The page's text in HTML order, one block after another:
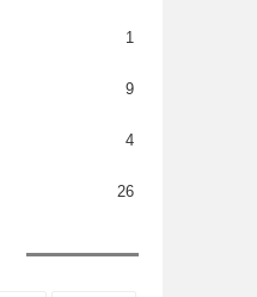
1
9
4
26